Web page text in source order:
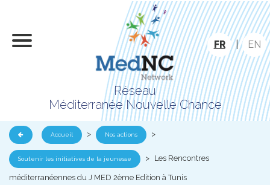
Réseau
Méditerranée Nouvelle Chance
FR | EN
Accueil > Nos actions >
Soutenir les initiatives de la jeunesse > Les Rencontres
méditerranéennes du J MED 2ème Edition à Tunis